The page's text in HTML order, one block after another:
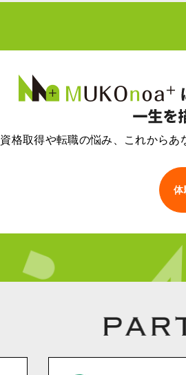
資格取得や転職の悩み、 これからあ
体